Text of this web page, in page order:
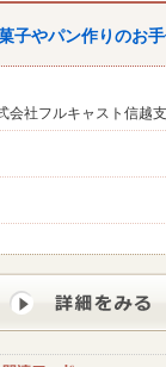
子やパン作りのお
会社フルキャスト信越